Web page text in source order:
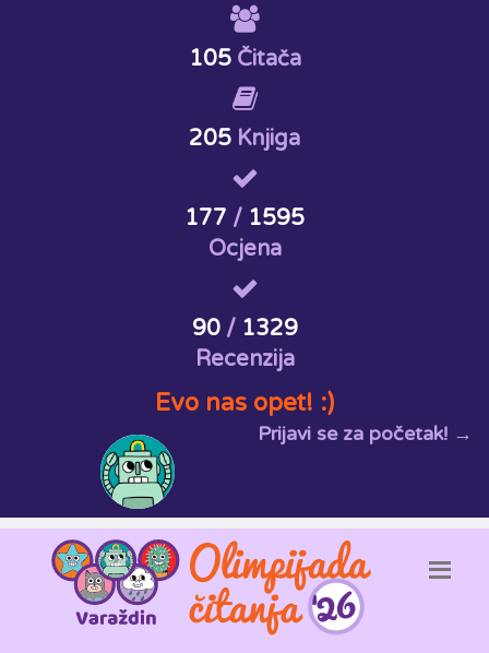
105Čitača
205 Knjiga
177 / 1595
Ocjena
90/ 1329
Recenzija
Evo nas opet! :)
Prijavi se za početak! →